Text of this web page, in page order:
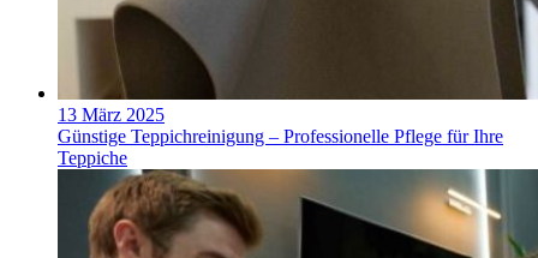
13 März 2025
Günstige Teppichreinigung – Professionelle Pflege für Ihre
Teppiche